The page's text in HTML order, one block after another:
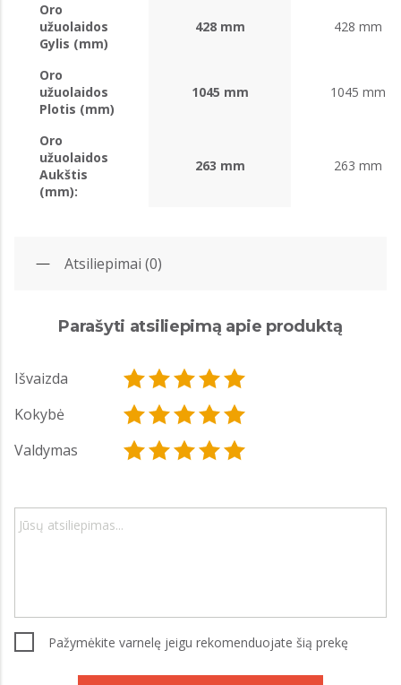
Oro
užuolaidos
Gylis (mm)
428 mm 428 mm
Oro
užuolaidos
Plotis (mm)
1045 mm 1045 mm
Oro
užuolaidos
Aukštis
(mm):
263 mm 263 mm
Atsiliepimai (0)
Parašyti atsiliepimą apie produktą
Išvaizda
Kokybė
Valdymas
Pažymėkite varnelę jeigu rekomenduojate šią prekę